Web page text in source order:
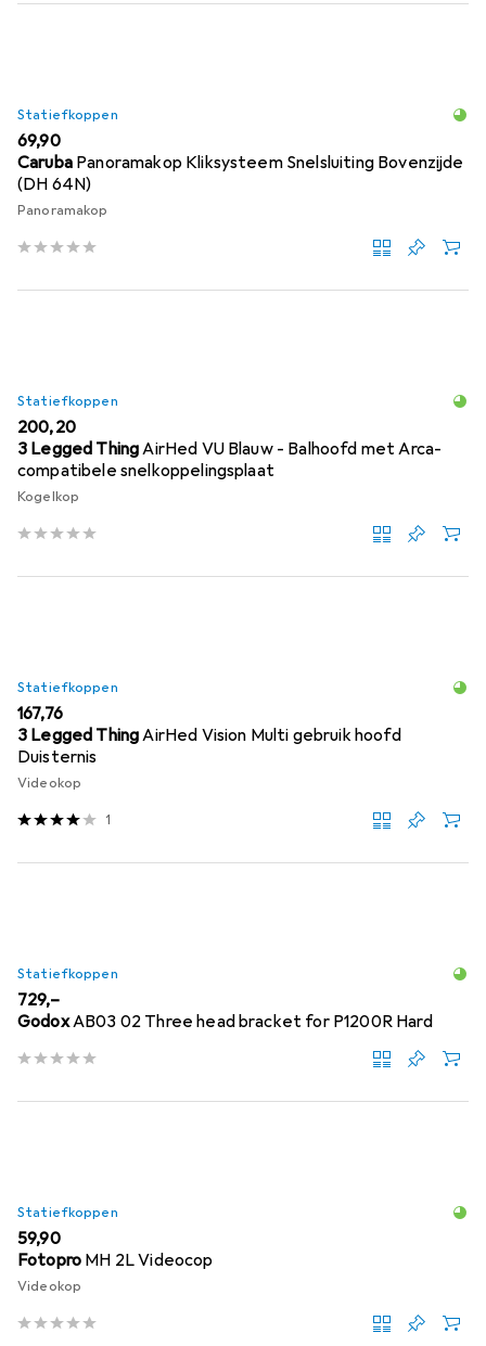
Statiefkoppen
EUR
69,90
Caruba Panoramakop Kliksysteem Snelsluiting Bovenzijde
(DH 64N)
Panoramakop
Statiefkoppen
EUR
200,20
3 Legged ThingAirHed VU Blauw - Balhoofd met Arca-
compatibele snelkoppelingsplaat
Kogelkop
Statiefkoppen
EUR
167,76
3 Legged ThingAirHed Vision Multi gebruik hoofd
Duisternis
Videokop
1
Statiefkoppen
EUR
729,–
GodoxAB03 02 Three head bracket for P1200R Hard
Statiefkoppen
EUR
59,90
Fotopro MH 2L Videocop
Videokop